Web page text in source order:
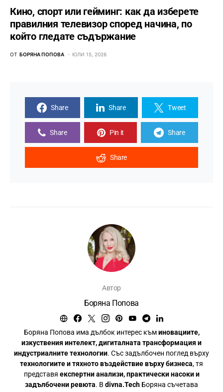
Кино, спорт или гейминг: как да изберете
правилния телевизор според начина, по
който гледате съдържание
ОТ БОРЯНА ПОПОВА ЮЛИ 15, 2026
Share Share Tweet
Share Pin it Share
Share
Автор
Боряна Попова
Боряна Попова има дълбок интерес къминовациите,
изкуствения интелект, дигиталната трансформация и
индустриалните технологии. Със задълбочен поглед върху
технологиите и тяхното въздействие върху бизнеса, тя
представя експертни анализи, практически насоки и
задълбочени ревюта. В divna.Tech Боряна съчетава